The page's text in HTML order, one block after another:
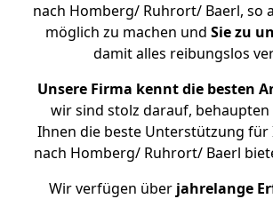
nach Homberg/ Ruhrort/ Baerl, so
möglich zu machen und Sie zu
damit alles reibungslos
Unsere Firma kennt die besten
wir sind stolz darauf, behaupten
Ihnen die beste Unterstützung für
nach Homberg/ Ruhrort/ Baerl
Wir verfügen überjahrelange